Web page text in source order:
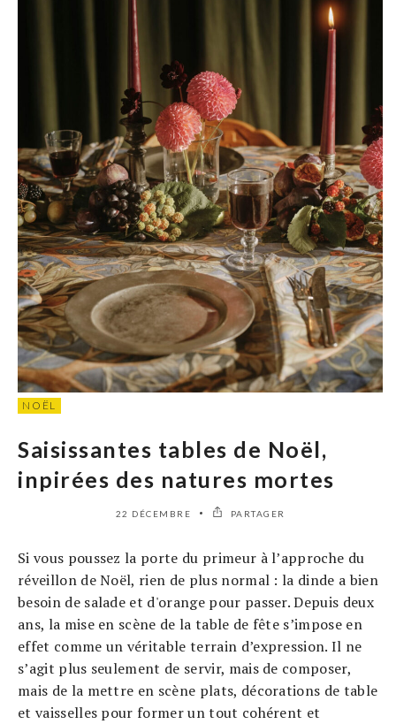
NOËL
Saisissantes tables de Noël,
inpirées des natures mortes
22 DÉCEMBRE PARTAGER
Si vous poussez la porte du primeur à l’approche du
réveillon de Noël, rien de plus normal : la dinde a bien
besoin de salade et d'orange pour passer. Depuis deux
ans, la mise en scène de la table de fête s’impose en
effet comme un véritable terrain d’expression. Il ne
s’agit plus seulement de servir, mais de composer,
mais de la mettre en scène plats, décorations de table
et vaisselles pour former un tout cohérent et